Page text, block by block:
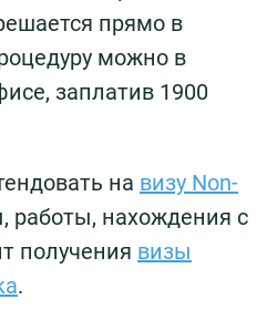
прямо в
можно в
заплатив 1900
на визу Non-
работы, нахождения с
получения визы
.